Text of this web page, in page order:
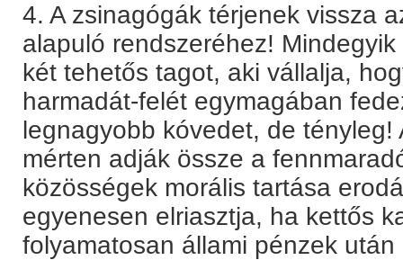
4. A zsinagógák térjenek vissza
alapuló rendszeréhez!
két tehetős tagot, aki vállalja,
harmadát-felét egymagában
legnagyobb kóvedet, de tényleg!
mérten adják össze a
közösségek morális tartása
egyenesen elriasztja, ha kettős
folyamatosan állami pénzek